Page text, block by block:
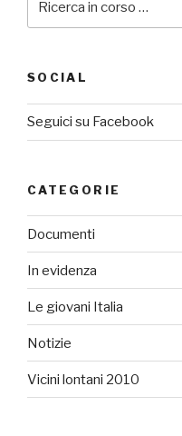
SOCIAL
Seguici su Facebook
CATEGORIE
Documenti
In evidenza
Le giovani Italia
Notizie
Vicini lontani 2010